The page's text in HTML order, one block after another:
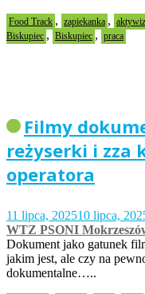
Food Track , zapiekanka ,
Biskupiec , Biskupiec , praca
Filmy
reżyserki i zza
operatora
11 lipca, 202510 lipca,
WTZ PSONI
Dokument jako gatunek
jakim jest, ale czy na
dokumentalne…..